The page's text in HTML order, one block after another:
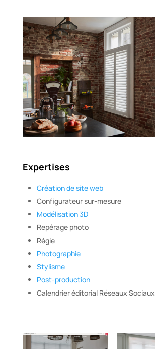
Expertises
Création de site web
Configurateur sur-mesure
Modélisation 3D
Repérage photo
Régie
Photographie
Stylisme
Post-production
Calendrier éditorial Réseaux Sociaux